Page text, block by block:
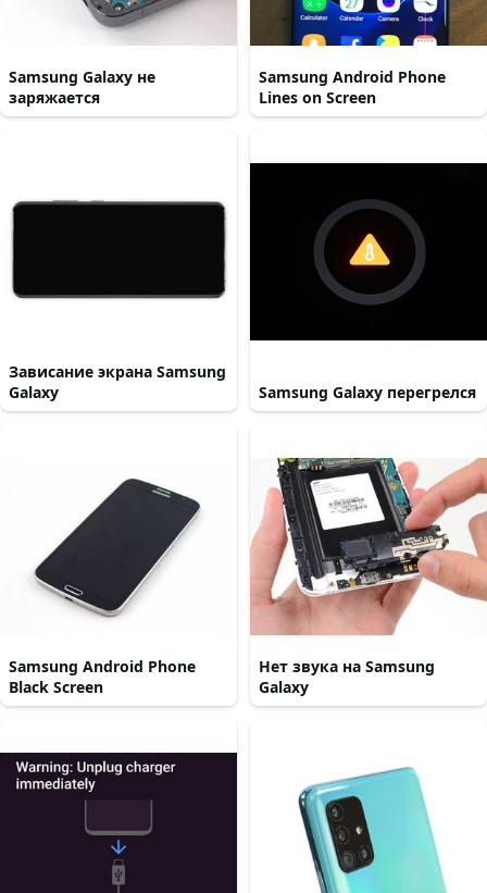
Samsung Galaxy не
заряжается
Samsung Android Phone
Lines on Screen
Зависание экрана Samsung
Galaxy
Samsung Galaxy перегрелся
Samsung Android Phone
Black Screen
Нет звука на Samsung
Galaxy